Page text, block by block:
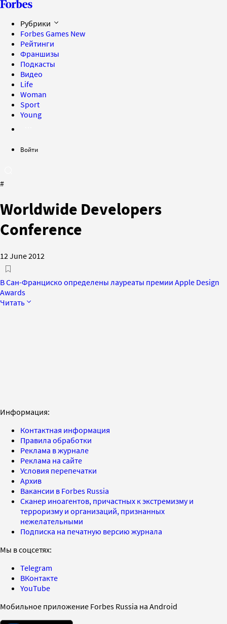
Рубрики
Forbes Games New
Рейтинги
Франшизы
Подкасты
Видео
Life
Woman
Sport
Young
Войти
#
Worldwide Developers
Conference
12 June 2012
В Сан-Франциско определены лауреаты премии Apple Design
Awards
Читать
Информация:
Контактная информация
Правила обработки
Реклама в журнале
Реклама на сайте
Условия перепечатки
Архив
Вакансии в Forbes Russia
Сканер иноагентов, причастных к экстремизму и
терроризму и организаций, признанных
нежелательными
Подписка на печатную версию журнала
Мы в соцсетях:
Telegram
ВКонтакте
YouTube
Мобильное приложение Forbes Russia на Android